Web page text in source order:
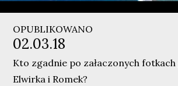
OPUBLIKOWANO
02.03.18
Kto zgadnie po załaczonych
Elwirka i Romek?